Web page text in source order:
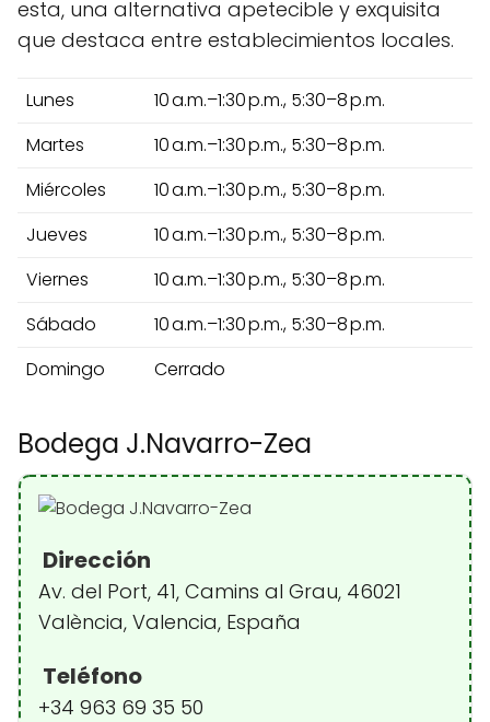
esta, una alternativa apetecible y exquisita
que destaca entre establecimientos locales.
Lunes
10 a.m.–1:30 p.m., 5:30–8 p.m.
Martes
10 a.m.–1:30 p.m., 5:30–8 p.m.
Miércoles
10 a.m.–1:30 p.m., 5:30–8 p.m.
Jueves
10 a.m.–1:30 p.m., 5:30–8 p.m.
Viernes
10 a.m.–1:30 p.m., 5:30–8 p.m.
Sábado
10 a.m.–1:30 p.m., 5:30–8 p.m.
Domingo
Cerrado
Bodega J.Navarro-Zea
Dirección
Av. del Port, 41, Camins al Grau, 46021
València, Valencia, España
Teléfono
+34 963 69 35 50